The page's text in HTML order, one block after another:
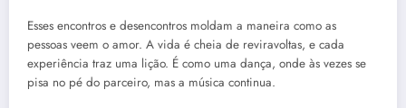
Esses encontros e desencontros moldam a maneira como as
pessoas veem o amor. A vida é cheia de reviravoltas, e cada
experiência traz uma lição. É como uma dança, onde às vezes se
pisa no pé do parceiro, mas a música continua.